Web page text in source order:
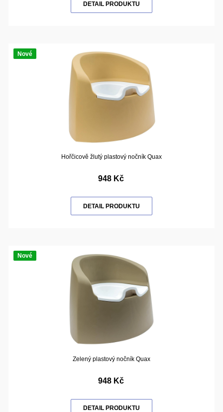
DETAIL PRODUKTU
Nové
Hořčicově žlutý plastový nočník Quax
948 Kč
DETAIL PRODUKTU
Nové
Zelený plastový nočník Quax
948 Kč
DETAIL PRODUKTU